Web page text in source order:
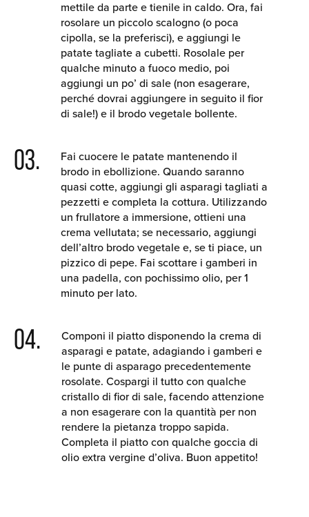
mettile da parte e tienile in caldo. Ora, fai
rosolare un piccolo scalogno (o poca
cipolla, se la preferisci), e aggiungi le
patate tagliate a cubetti. Rosolale per
qualche minuto a fuoco medio, poi
aggiungi un po’ di sale (non esagerare,
perché dovrai aggiungere in seguito il fior
di sale!) e il brodo vegetale bollente.
03.
Fai cuocere le patate mantenendo il
brodo in ebollizione. Quando saranno
quasi cotte, aggiungi gli asparagi tagliati a
pezzetti e completa la cottura. Utilizzando
un frullatore a immersione, ottieni una
crema vellutata; se necessario, aggiungi
dell’altro brodo vegetale e, se ti piace, un
pizzico di pepe. Fai scottare i gamberi in
una padella, con pochissimo olio, per 1
minuto per lato.
04.
Componi il piatto disponendo la crema di
asparagi e patate, adagiando i gamberi e
le punte di asparago precedentemente
rosolate. Cospargi il tutto con qualche
cristallo di fior di sale, facendo attenzione
a non esagerare con la quantità per non
rendere la pietanza troppo sapida.
Completa il piatto con qualche goccia di
olio extra vergine d’oliva. Buon appetito!